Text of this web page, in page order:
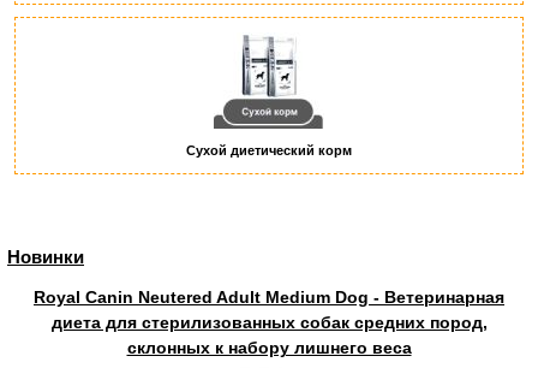
Сухой диетический корм
Новинки
Royal Canin Neutered Adult Medium Dog - Ветеринарная
диета для стерилизованных собак средних пород,
склонных к набору лишнего веса